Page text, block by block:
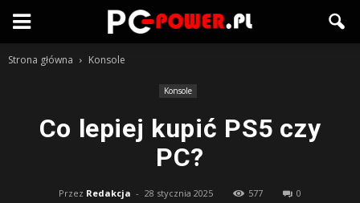
Strona główna Konsole
Konsole
Co lepiej kupić PS5 czy
PC?
Przez Redakcja - 28 stycznia 2025 577 0